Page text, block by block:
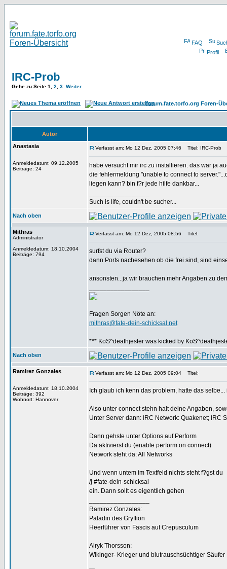
FAQ
Profil
IRC-Prob
Gehe zu Seite 1 2 3 Weiter
forum.fate.torfo.org Foren-
Autor
Anastasia
Anmeldedatum: 09.12.2005
Beiträge: 24
Verfasst am: Mo 12 Dez, 2005 07:46 Titel: IRC-Prob
habe versucht mir irc zu installieren. das war ja
die fehlermeldung "unable to connect to
liegen kann? bin f?r jede hilfe dankbar...
Such is life, couldn't be sucher...
Nach oben
Mithras
Administrator
Anmeldedatum: 18.10.2004
Beiträge: 794
Verfasst am: Mo 12 Dez, 2005 08:56 Titel:
surfst du via Router?
dann Ports nachesehen ob die frei sind, sind
ansonsten...ja wir brauchen mehr Angaben zu
Fragen Sorgen Nöte an:
mithras@fate-dein-schicksal.net
*** KoS^deathjester was kicked by
Nach oben
Ramirez Gonzales
Anmeldedatum: 18.10.2004
Beiträge: 392
Wohnort: Hannover
Verfasst am: Mo 12 Dez, 2005 09:04 Titel:
Ich glaub ich kenn das problem, hatte das
Also unter connect stehn halt deine Angaben,
Unter Server dann: IRC Network: Quakenet; IRC
Dann gehste unter Options auf Perform
Da aktivierst du (enable perform on connect)
Network steht da: All Networks
Und wenn untem im Textfeld nichts steht f?gst du
/j #fate-dein-schicksal
ein. Dann sollt es eigentlich gehen
Ramirez Gonzales:
Paladin des Gryffion
Heerführer von Fascis aut Crepusculum
Alryk Thorsson:
Wikinger- Krieger und blutrauschsüchtiger Säufer